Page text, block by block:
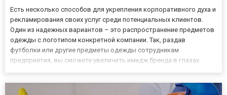
Есть несколько способов для укрепления корпоративного духа и
рекламирования своих услуг среди потенциальных клиентов.
Один из надежных вариантов – это распространение предметов
одежды с логотипом конкретной компании. Так, раздав
футболки или другие предметы одежды сотрудникам
предприятия, вы сможете увеличить имидж бренда в глазах
одежду с лого...